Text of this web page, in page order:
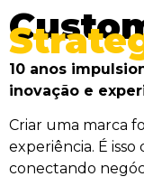
10 anos
inovação e
Criar uma marca
experiência. É isso
conectando